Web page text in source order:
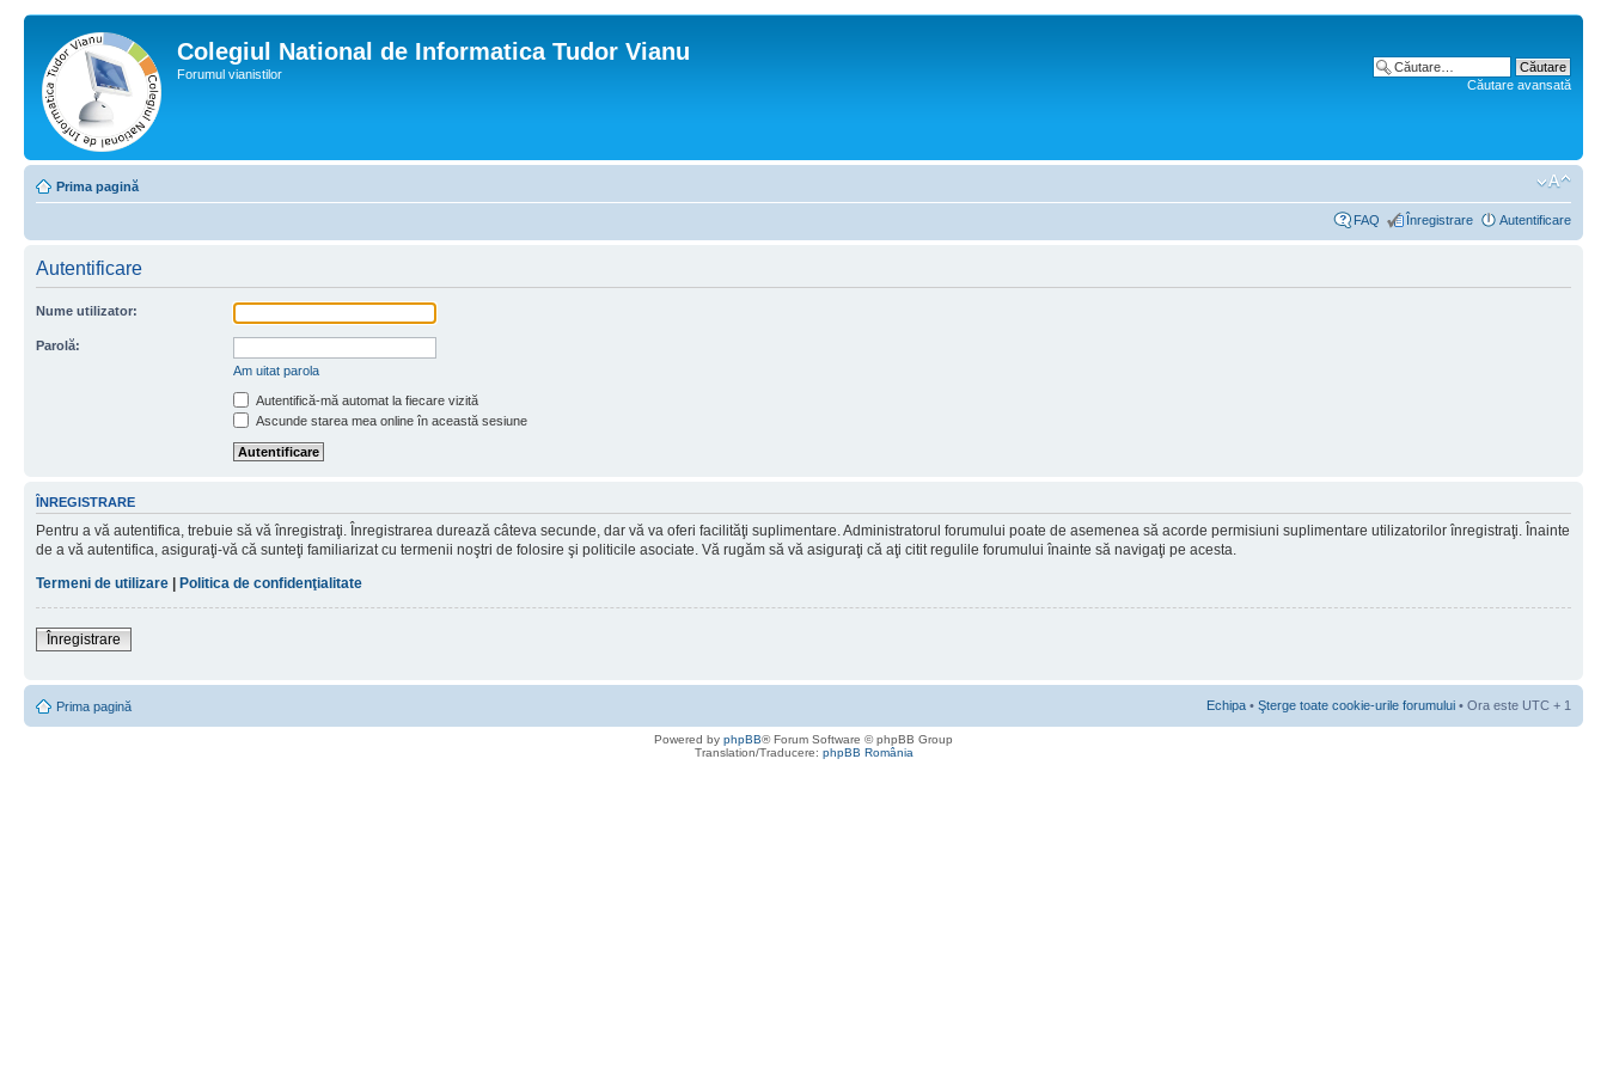
Colegiul National de Informatica Tudor Vianu
Forumul vianistilor
Căutare avansată
Prima pagină
FAQ Înregistrare Autentificare
Autentificare
Nume utilizator:
Parolă:
Am uitat parola
Autentifică-mă automat la fiecare vizită
Ascunde starea mea online în această sesiune
ÎNREGISTRARE
Pentru a vă autentifica, trebuie să vă înregistraţi. Înregistrarea durează câteva secunde, dar vă va oferi facilităţi suplimentare. Administratorul forumului poate de asemenea să acorde permisiuni suplimentare utilizatorilor înregistraţi. Înainte
de a vă autentifica, asiguraţi-vă că sunteţi familiarizat cu termenii noştri de folosire şi politicile asociate. Vă rugăm să vă asiguraţi că aţi citit regulile forumului înainte să navigaţi pe acesta.
Termeni de utilizare | Politica de confidenţialitate
Înregistrare
Prima pagină Echipa • Şterge toate cookie-urile forumului • Ora este UTC + 1
Powered by phpBB® Forum Software © phpBB Group
Translation/Traducere: phpBB România